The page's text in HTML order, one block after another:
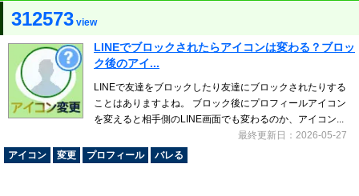
312573 view
LINEでブロックされたらアイコンは変わる？ブロッ
ク後のアイ...
LINEで友達をブロックしたり友達にブロックされたりする
ことはありますよね。 ブロック後にプロフィールアイコン
を変えると相手側のLINE画面でも変わるのか、アイコン...
最終更新日：2026-05-27
アイコン
変更 プロフィール バレる